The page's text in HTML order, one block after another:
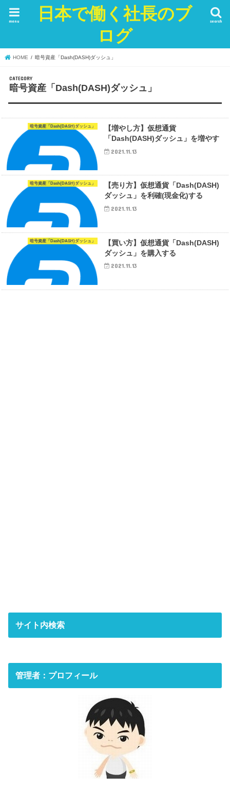
日本で働く社長のブ
ログ
search
menu
HOME 暗号資産「Dash(DASH)ダッシュ」
暗号資産「Dash(DASH)ダッシュ」
暗号資産「Dash(DASH)ダッシュ」
【増やし方】仮想通貨
「Dash(DASH)ダッシュ」を増やす
2021.11.13
暗号資産「Dash(DASH)ダッシュ」
【売り方】仮想通貨「Dash(DASH)
ダッシュ」を利確(現金化)する
2021.11.13
暗号資産「Dash(DASH)ダッシュ」
【買い方】仮想通貨「Dash(DASH)
ダッシュ」を購入する
2021.11.13
サイト内検索
管理者：プロフィール